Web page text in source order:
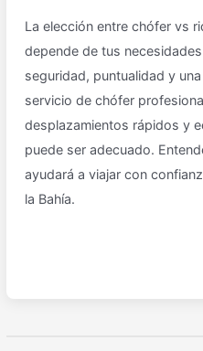
La elección entre chófer vs
depende de tus
seguridad, puntualidad y
servicio de chófer
desplazamientos rápidos y
puede ser adecuado.
ayudará a viajar con
la Bahía.